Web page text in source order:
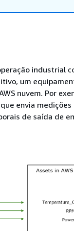
industrial
um
nuvem. Por
envia
de saída de